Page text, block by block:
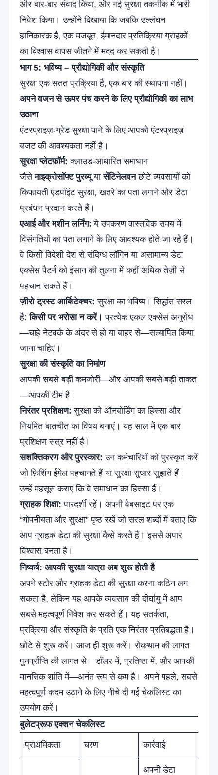
और बार-बार संवाद किया, और नई सुरक्षा तकनीक में भारी
निवेश किया। उन्होंने दिखाया कि जबकि उल्लंघन
हानिकारक है, एक मजबूत, ईमानदार प्रतिक्रिया ग्राहकों
का विश्वास वापस जीतने में मदद कर सकती है।
भाग 5: भविष्य – प्रौद्योगिकी और संस्कृति
सुरक्षा एक सतत प्रक्रिया है, एक बार की स्थापना नहीं।
अपने वजन से ऊपर पंच करने के लिए प्रौद्योगिकी का लाभ
उठाना
एंटरप्राइज़-ग्रेड सुरक्षा पाने के लिए आपको एंटरप्राइज़
बजट की आवश्यकता नहीं है।
सुरक्षा प्लेटफ़ॉर्म: क्लाउड-आधारित समाधान
जैसेमाइक्रोसॉफ्ट पुरव्यूयासेंटिनेलवनछोटे व्यवसायों को
किफायती एंडपॉइंट सुरक्षा, खतरे का पता लगाने और डेटा
प्रबंधन प्रदान करते हैं।
एआई और मशीन लर्निंग: ये उपकरण वास्तविक समय में
विसंगतियों का पता लगाने के लिए आवश्यक होते जा रहे हैं।
वे किसी विदेशी देश से संदिग्ध लॉगिन या असामान्य डेटा
एक्सेस पैटर्न को इंसान की तुलना में कहीं अधिक तेज़ी से
पहचान सकते हैं।
ज़ीरो-ट्रस्ट आर्किटेक्चर: सुरक्षा का भविष्य। सिद्धांत सरल
है:किसी पर भरोसा न करें। प्रत्येक एकल एक्सेस अनुरोध
—चाहे नेटवर्क के अंदर से हो या बाहर से—सत्यापित किया
जाना चाहिए।
सुरक्षा की संस्कृति का निर्माण
आपकी सबसे बड़ी कमजोरी—और आपकी सबसे बड़ी ताकत
—आपकी टीम है।
निरंतर प्रशिक्षण: सुरक्षा को ऑनबोर्डिंग का हिस्सा और
नियमित बातचीत का विषय बनाएं। यह साल में एक बार
प्रशिक्षण सत्र नहीं है।
सशक्तिकरण और पुरस्कार: उन कर्मचारियों को पुरस्कृत करें
जो फ़िशिंग ईमेल पहचानते हैं या सुरक्षा सुधार सुझाते हैं।
उन्हें महसूस कराएं कि वे समाधान का हिस्सा हैं।
ग्राहक शिक्षा: पारदर्शी रहें। अपनी वेबसाइट पर एक
“गोपनीयता और सुरक्षा” पृष्ठ रखें जो सरल शब्दों में बताए कि
आप ग्राहक डेटा की सुरक्षा कैसे करते हैं। इससे अपार
विश्वास बनता है।
निष्कर्ष: आपकी सुरक्षा यात्रा अब शुरू होती है
अपने स्टोर और ग्राहक डेटा की सुरक्षा करना कठिन लग
सकता है, लेकिन यह आपके व्यवसाय की दीर्घायु में आप
सबसे महत्वपूर्ण निवेश कर सकते हैं। यह सतर्कता,
प्रक्रिया और संस्कृति के प्रति एक निरंतर प्रतिबद्धता है।
छोटे से शुरू करें। आज ही शुरू करें। रोकथाम की लागत
पुनर्प्राप्ति की लागत से—डॉलर में, प्रतिष्ठा में, और आपकी
मानसिक शांति में—अनंत रूप से कम है। अपने पहले, सबसे
महत्वपूर्ण कदम उठाने के लिए नीचे दी गई चेकलिस्ट का
उपयोग करें।
बुलेटप्रूफ एक्शन चेकलिस्ट
प्राथमिकता चरण कार्रवाई
अपनी डेटा